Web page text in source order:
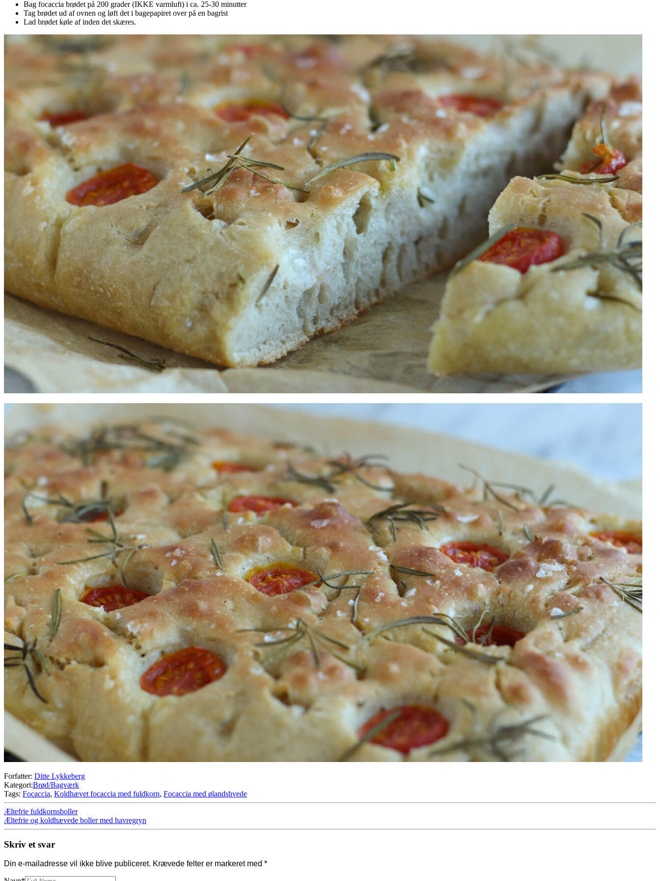
Bag focaccia brødet på 200 grader (IKKE varmluft) i ca. 25-30 minutter
Tag brødet ud af ovnen og løft det i bagepapiret over på en bagrist
Lad brødet køle af inden det skæres.
Forfatter: Ditte Lykkeberg
Kategori:Brød/Bagværk
Tags: Focaccia, Koldhævet focaccia med fuldkorn, Focaccia med ølandshvede
Æltefrie fuldkornsboller
Æltefrie og koldhævede boller med havregryn
Skriv et svar
Din e-mailadresse vil ikke blive publiceret. Krævede felter er markeret med *